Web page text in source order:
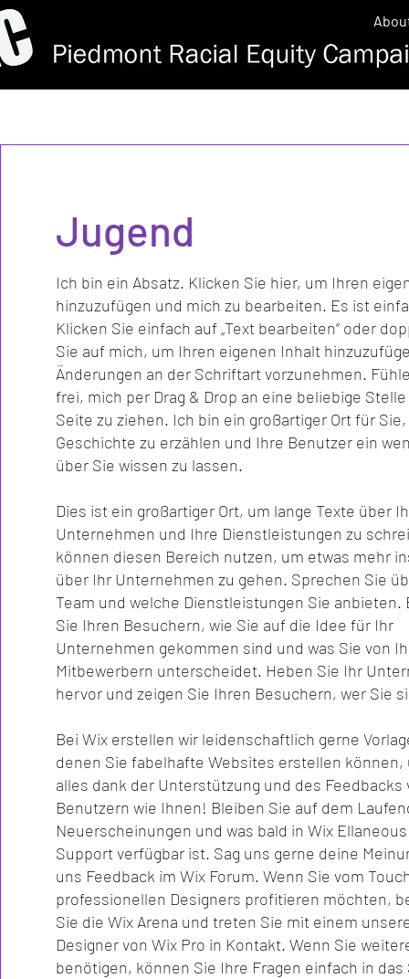
Jugend
Ich bin ein Absatz. Klicken Sie hier, um Ihren
hinzuzufügen und mich zu bearbeiten. Es ist
Klicken Sie einfach auf „Text bearbeiten“ oder
Sie auf mich, um Ihren eigenen Inhalt
Änderungen an der Schriftart vorzunehmen.
frei, mich per Drag & Drop an eine beliebige
Seite zu ziehen. Ich bin ein großartiger Ort für
Geschichte zu erzählen und Ihre Benutzer ein
über Sie wissen zu lassen.
Dies ist ein großartiger Ort, um lange Texte über
Unternehmen und Ihre Dienstleistungen zu
können diesen Bereich nutzen, um etwas mehr
über Ihr Unternehmen zu gehen. Sprechen Sie
Team und welche Dienstleistungen Sie anbieten.
Sie Ihren Besuchern, wie Sie auf die Idee für Ihr
Unternehmen gekommen sind und was Sie von
Mitbewerbern unterscheidet. Heben Sie Ihr
hervor und zeigen Sie Ihren Besuchern, wer Sie
Bei Wix erstellen wir leidenschaftlich gerne
denen Sie fabelhafte Websites erstellen können,
alles dank der Unterstützung und des Feedbacks
Benutzern wie Ihnen! Bleiben Sie auf dem
Neuerscheinungen und was bald in Wix
Support verfügbar ist. Sag uns gerne deine
uns Feedback im Wix Forum. Wenn Sie vom
professionellen Designers profitieren möchten,
Sie die Wix Arena und treten Sie mit einem
Designer von Wix Pro in Kontakt. Wenn Sie
benötigen, können Sie Ihre Fragen einfach in